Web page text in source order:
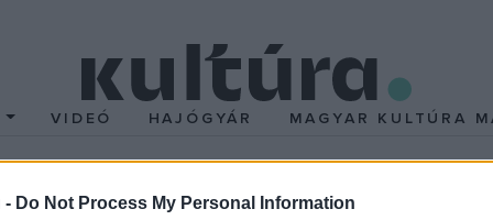
- Do Not Process My Personal Information
VIDEÓ HAJÓGYÁR MAGYAR KULTÚRA